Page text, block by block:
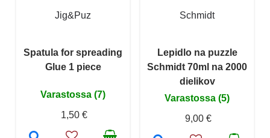
Jig&Puz
Spatula for spreading
Glue 1 piece
Varastossa (7)
1,50 €
Schmidt
Lepidlo na puzzle
Schmidt 70ml na 2000
dielikov
Varastossa (5)
9,00 €